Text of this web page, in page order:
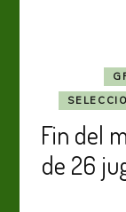
Fin del
de 26